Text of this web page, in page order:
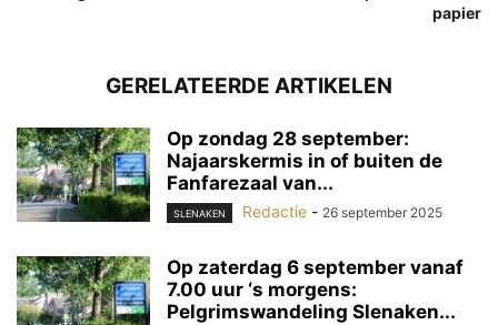
papier
GERELATEERDE ARTIKELEN
Op zondag 28 september:
Najaarskermis in of buiten de
Fanfarezaal van...
SLENAKEN Redactie - 26 september 2025
Op zaterdag 6 september vanaf
7.00 uur ‘s morgens:
Pelgrimswandeling Slenaken...